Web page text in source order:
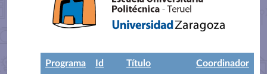
Programa Id Título Coordinador